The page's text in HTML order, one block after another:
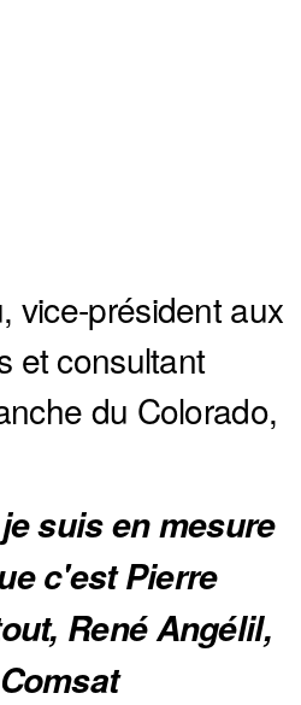
vice-président aux
et consultant
du Colorado,
suis en mesure
c'est Pierre
René Angélil,